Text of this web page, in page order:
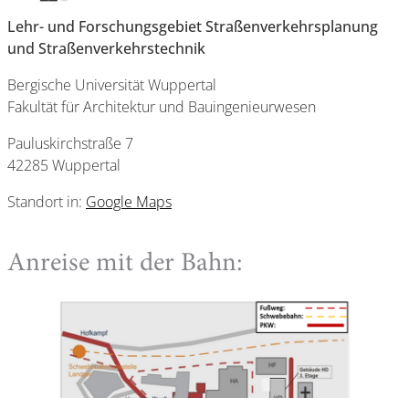
Lehr- und Forschungsgebiet Straßenverkehrsplanung
und Straßenverkehrstechnik
Bergische Universität Wuppertal
Fakultät für Architektur und Bauingenieurwesen
Pauluskirchstraße 7
42285 Wuppertal
Standort in: Google Maps
Anreise mit der Bahn: